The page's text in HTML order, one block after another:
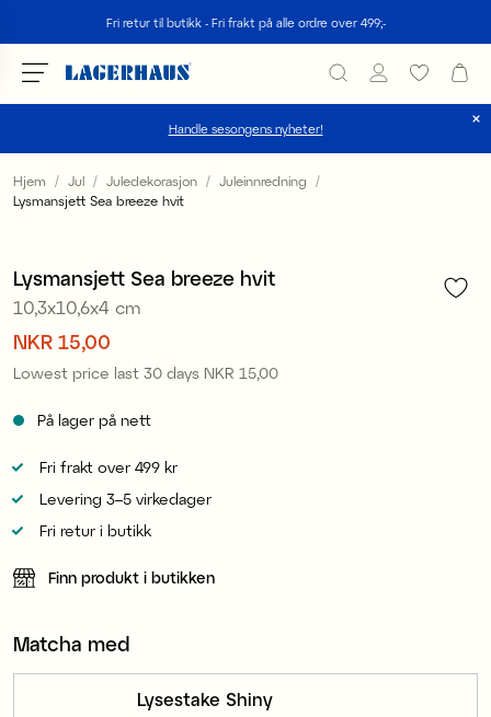
Fri retur til butikk - Fri frakt på alle ordre over 499;-
Handle sesongens nyheter!
velg språk / valuta
NO / NKR
Hjem Jul Juledekorasjon
Juleinnredning
Lysmansjett Sea breeze hvit
Lysmansjett Sea breeze hvit
10,3x10,6x4 cm
Pris :NKR 15,00
NKR 15,00
Lowest price last 30 days Pris : NKR 15,00
NKR 15,00
På lager på nett
Fri frakt over 499 kr
Levering 3–5 virkedager
Fri retur i butikk
Finn produkt i butikken
Matcha med
Lysestake Shiny